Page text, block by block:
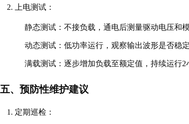
上电测试 ：
静态测试 ：不接负载，通电后测量驱动电压和
动态测试 ：低功率运行，观察输出波形是否稳
满载测试 ：逐步增加负载至额定值，持续运行
五、预防性维护建议
定期巡检 ：